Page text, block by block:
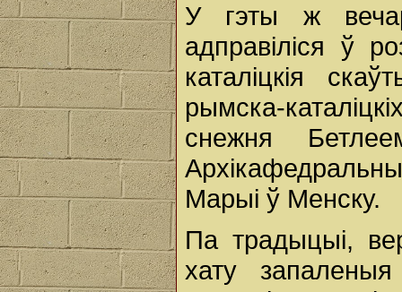
У гэты ж
адправіліся ў
каталіцкія
рымска-
снежня
Марыі ў Менску.
Па традыцыі,
хату